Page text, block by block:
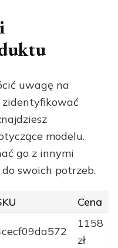
uwagę na
modelu.
go z innymi
swoich potrzeb.
Cena
1158
zł